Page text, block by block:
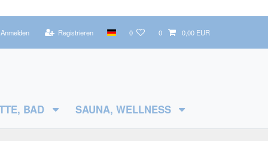
Anmelden Registrieren 0 0 0,00 EUR
BAD SAUNA, WELLNESS